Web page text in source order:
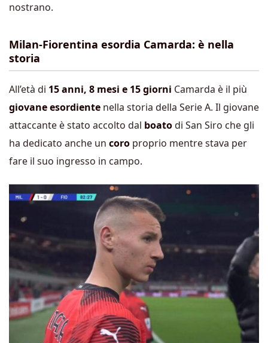
nostrano.
Milan-Fiorentina esordia Camarda: è nella
storia
All’età di 15 anni, 8 mesi e 15 giorni Camarda è il più
giovane esordiente nella storia della Serie A. Il giovane
attaccante è stato accolto dal boatodi San Siro che gli
ha dedicato anche un coro proprio mentre stava per
fare il suo ingresso in campo.